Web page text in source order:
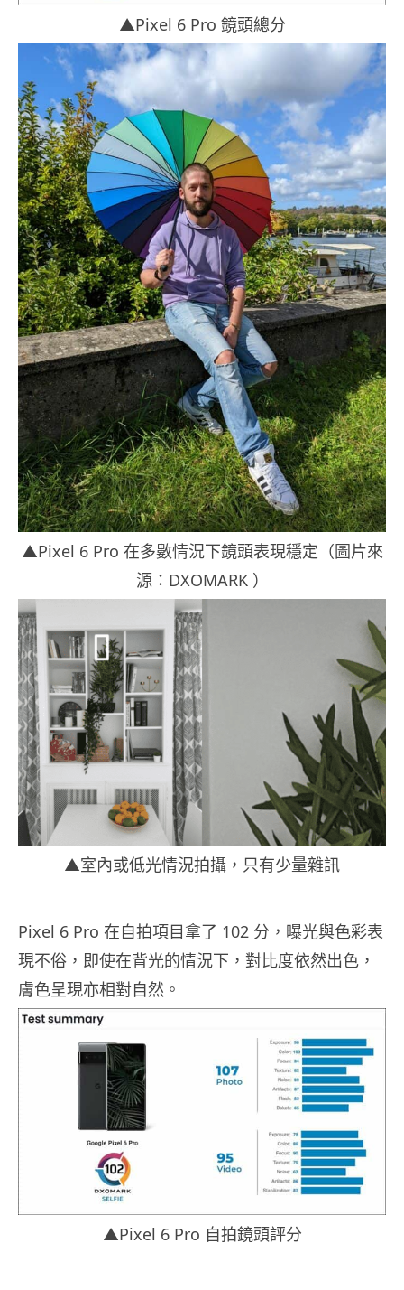
▲Pixel 6 Pro 鏡頭總分
▲Pixel 6 Pro 在多數情況下鏡頭表現穩定（圖片來
源：DXOMARK ）
▲室內或低光情況拍攝，只有少量雜訊
Pixel 6 Pro 在自拍項目拿了 102 分，曝光與色彩表
現不俗，即使在背光的情況下，對比度依然出色，
膚色呈現亦相對自然。
▲Pixel 6 Pro 自拍鏡頭評分